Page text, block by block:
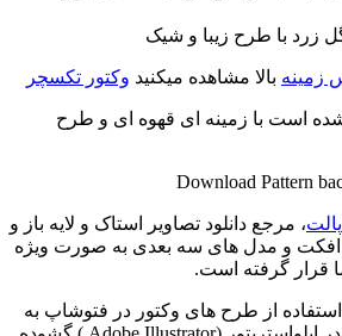
زرد با طرح زیبا و شیک
زمینه بالا مشاهده میکنید وکتور تکسچر
است با زمینه ای قهوه ای و طرح
Download Pattern
، مرجع دانلود تصاویر استاک و لایه باز و
افکت و مدل های سه بعدی به صورت ویژه
قرار گرفته است.
از طرح های وکتور در فتوشاپ به